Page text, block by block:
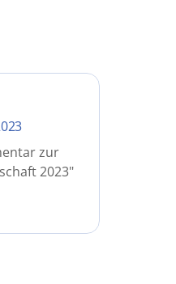
zur
2023"